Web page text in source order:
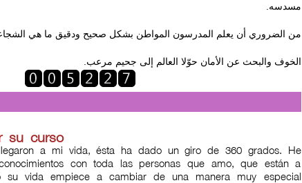
مسدسه.
su curso
a mi vida, ésta ha dado un giro de 360 grados. He
con toda las personas que amo, que están a
su vida empiece a cambiar de una manera muy especial